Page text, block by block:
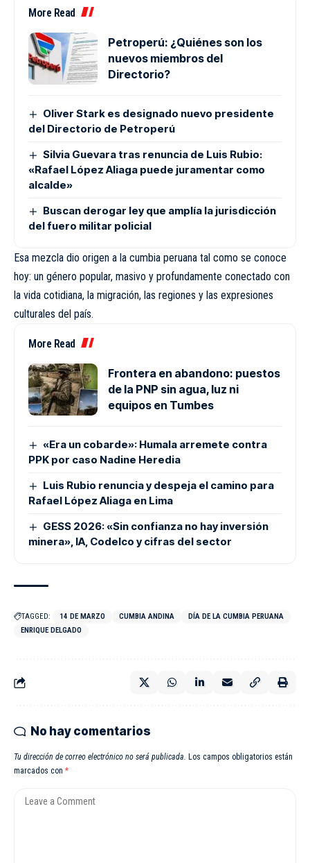
More Read
Petroperú: ¿Quiénes son los
nuevos miembros del
Directorio?
Oliver Stark es designado nuevo presidente
del Directorio de Petroperú
Silvia Guevara tras renuncia de Luis Rubio:
«Rafael López Aliaga puede juramentar como
alcalde»
Buscan derogar ley que amplía la jurisdicción
del fuero militar policial
Esa mezcla dio origen a la cumbia peruana tal como se conoce
hoy: un género popular, masivo y profundamente conectado con
la vida cotidiana, la migración, las regiones y las expresiones
culturales del país.
More Read
Frontera en abandono: puestos
de la PNP sin agua, luz ni
equipos en Tumbes
«Era un cobarde»: Humala arremete contra
PPK por caso Nadine Heredia
Luis Rubio renuncia y despeja el camino para
Rafael López Aliaga en Lima
GESS 2026: «Sin confianza no hay inversión
minera», IA, Codelco y cifras del sector
TAGGED: 14 DE MARZO CUMBIA ANDINA
DÍA DE LA CUMBIA PERUANA
ENRIQUE DELGADO
No hay comentarios
Tu dirección de correo electrónico no será publicada. Los campos obligatorios están
marcados con *